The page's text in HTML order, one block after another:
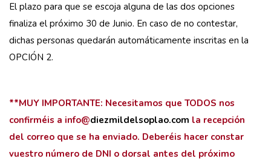
El plazo para que se escoja alguna de las dos opciones
finaliza el próximo 30 de Junio. En caso de no contestar,
dichas personas quedarán automáticamente inscritas en la
OPCIÓN 2.
**MUY IMPORTANTE: Necesitamos que TODOS nos
confirméis a info@diezmildelsoplao.com la recepción
del correo que se ha enviado. Deberéis hacer constar
vuestro número de DNI o dorsal antes del próximo